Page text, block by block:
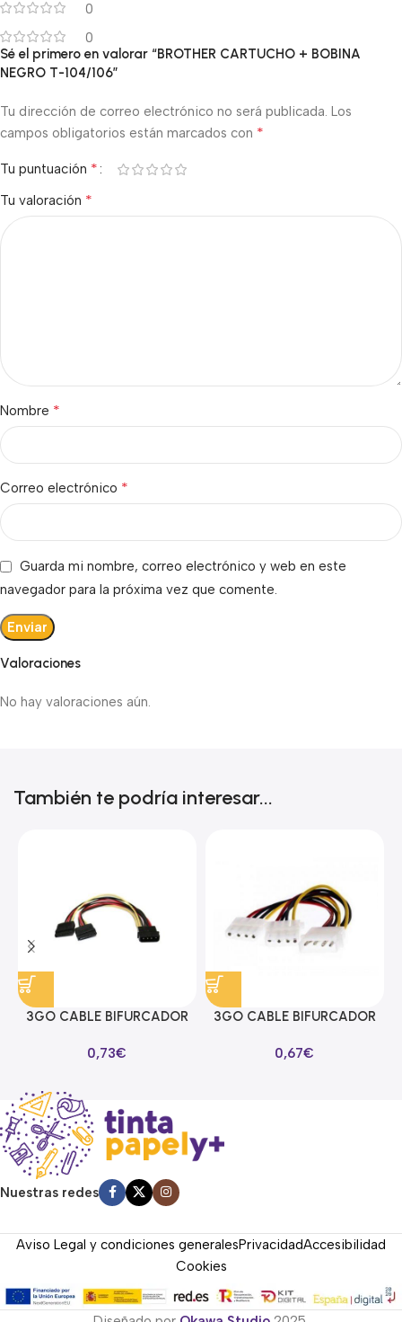
0
0
Valoraciones
No hay valoraciones aún.
Sé el primero en valorar “BROTHER CARTUCHO + BOBINA
NEGRO T-104/106”
Tu dirección de correo electrónico no será publicada. Los
campos obligatorios están marcados con *
Tu puntuación *
Tu valoración *
Nombre *
Correo electrónico *
Guarda mi nombre, correo electrónico y web en este
navegador para la próxima vez que comente.
También te podría interesar...
3GO CABLE BIFURCADOR
0,73€
3GO CABLE BIFURCADOR
0,67€
Nuestras redes
Aviso Legal y condiciones generalesPrivacidadAccesibilidad
Cookies